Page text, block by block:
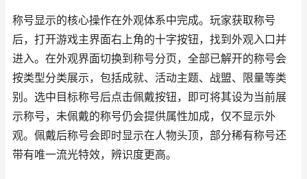
称号显示的核心操作在外观体系中完成。玩家获取称号
后，打开游戏主界面右上角的十字按钮，找到外观入口并
进入。在外观界面切换到称号分页，全部已解开的称号会
按类型分类展示，包括成就、活动主题、战盟、限量等类
别。选中目标称号后点击佩戴按钮，即可将其设为当前展
示称号，未佩戴的称号仍会提供属性加成，仅不显示外
观。佩戴后称号会即时显示在人物头顶，部分稀有称号还
带有唯一流光特效，辨识度更高。